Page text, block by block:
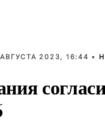
2023, 16:44 •